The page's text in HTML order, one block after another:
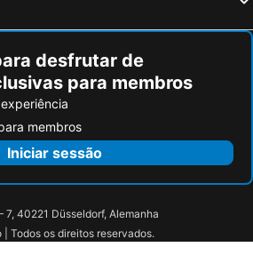
desfrutar de
para membros
membros
Iniciar sessão
7, 40221 Düsseldorf, Alemanha
Todos os direitos reservados.